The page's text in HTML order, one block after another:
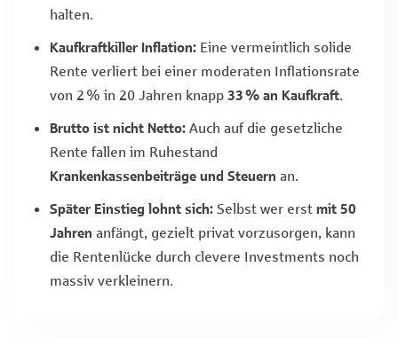
halten.
Kaufkraftkiller Inflation: Eine vermeintlich solide
Rente verliert bei einer moderaten Inflationsrate
von 2 % in 20 Jahren knapp 33 % an Kaufkraft.
Brutto ist nicht Netto: Auch auf die gesetzliche
Rente fallen im Ruhestand
Krankenkassenbeiträge und Steuern an.
Später Einstieg lohnt sich: Selbst wer erst mit 50
Jahren anfängt, gezielt privat vorzusorgen, kann
die Rentenlücke durch clevere Investments noch
massiv verkleinern.